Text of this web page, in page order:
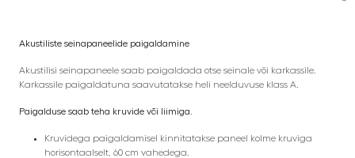
Akustiliste seinapaneelide paigaldamine
Akustilisi seinapaneele saab paigaldada otse seinale või karkassile.
Karkassile paigaldatuna saavutatakse heli neelduvuse klass A.
Paigalduse saab teha kruvide või liimiga.
Kruvidega paigaldamisel kinnitatakse paneel kolme kruviga
horisontaalselt, 60 cm vahedega.